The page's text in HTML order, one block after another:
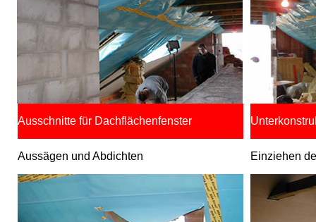
Ausschnitte für Dachflächenfenster
Aussägen und Abdichten Einziehen